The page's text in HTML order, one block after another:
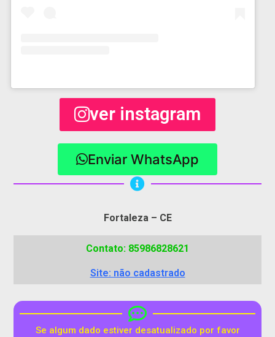
ver instagram
Enviar WhatsApp
Fortaleza – CE
Contato: 85986828621
Site: não cadastrado
Se algum dado estiver desatualizado por favor